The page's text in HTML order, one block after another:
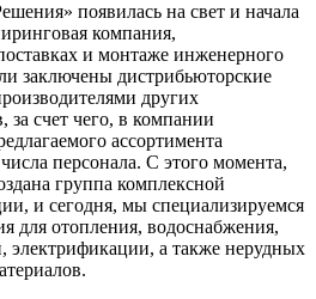
появилась на свет и начала
компания,
и монтаже инженерного
заключены дистрибьюторские
других
за счет чего, в компании
ассортимента
персонала. С этого момента,
группа комплексной
и сегодня, мы специализируемся
для отопления, водоснабжения,
электрификации, а также нерудных